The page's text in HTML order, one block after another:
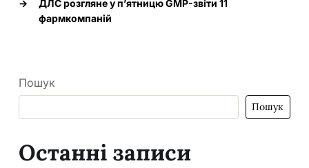
→
ДЛС розгляне у п’ятницю GMP-звіти 11
фармкомпаній
Пошук
Пошук
Останні записи